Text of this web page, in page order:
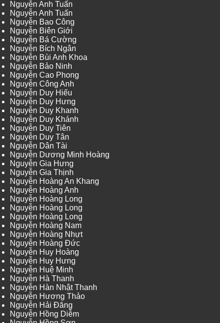
Nguyễn Anh Tuấn
Nguyễn Anh Tuấn
Nguyễn Bao Công
Nguyễn Biên Giới
Nguyễn Bá Cường
Nguyễn Bích Ngân
Nguyễn Bùi Anh Khoa
Nguyễn Bảo Ninh
Nguyễn Cao Phong
Nguyễn Công Anh
Nguyễn Duy Hiếu
Nguyễn Duy Hưng
Nguyễn Duy Khanh
Nguyễn Duy Khánh
Nguyễn Duy Tiên
Nguyễn Duy Tân
Nguyễn Dân Tài
Nguyễn Dương Minh Hoàng
Nguyễn Gia Hưng
Nguyễn Gia Thịnh
Nguyễn Hoàng An Khang
Nguyễn Hoàng Anh
Nguyễn Hoàng Long
Nguyễn Hoàng Long
Nguyễn Hoàng Long
Nguyễn Hoàng Nam
Nguyễn Hoàng Nhựt
Nguyễn Hoàng Đức
Nguyễn Huy Hoàng
Nguyễn Huy Hưng
Nguyễn Huệ Minh
Nguyễn Hà Thanh
Nguyễn Hàn Nhật Thanh
Nguyễn Hương Thảo
Nguyễn Hải Đăng
Nguyễn Hồng Diễm